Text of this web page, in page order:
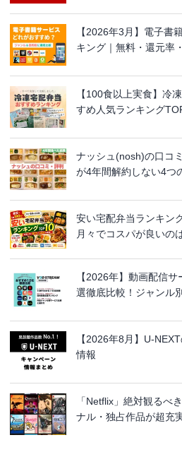
【2026年3月】電子書
キング｜無料・還元率
【100食以上実食】冷
すめ人気ランキング
ナッシュ(nosh)の口コ
が4年間解約しない4つ
安い宅配弁当ランキン
月々でコスパが良いの
【2026年】動画配信
選徹底比較！ジャンル
【2026年8月】U-
情報
「Netflix」絶対観るべ
ナル・独占作品が超充